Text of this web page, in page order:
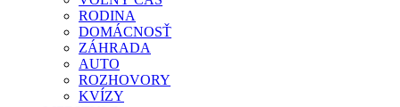
RODINA
DOMÁCNOSŤ
ZÁHRADA
AUTO
ROZHOVORY
KVÍZY